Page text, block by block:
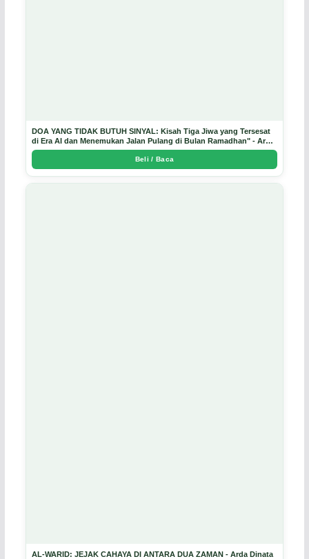
DOA YANG TIDAK BUTUH SINYAL: Kisah Tiga Jiwa yang Tersesat
di Era AI dan Menemukan Jalan Pulang di Bulan Ramadhan" - Arda
Dinata
Beli / Baca
AL-WARID: JEJAK CAHAYA DI ANTARA DUA ZAMAN - Arda Dinata